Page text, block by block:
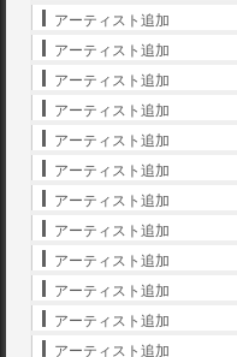
アーティスト追加
アーティスト追加
アーティスト追加
アーティスト追加
アーティスト追加
アーティスト追加
アーティスト追加
アーティスト追加
アーティスト追加
アーティスト追加
アーティスト追加
アーティスト追加